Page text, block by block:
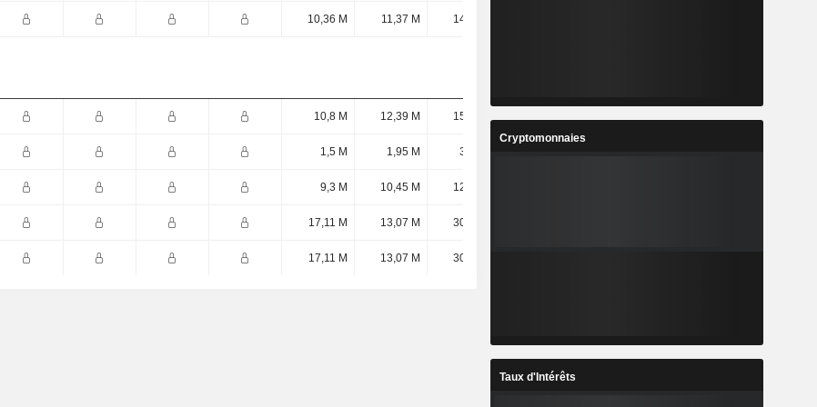
10,36 M 11,37 M 14,81 M
10,8 M 12,39 M 15,94 M
1,5 M 1,95 M 3,75 M
9,3 M 10,45 M 12,19 M
17,11 M 13,07 M 30,28 M
17,11 M 13,07 M 30,28 M
Cryptomonnaies
Taux d'Intérêts